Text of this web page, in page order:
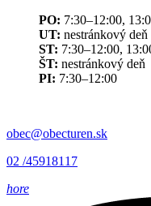
PO: 7:30–12:00,
UT: nestránkový deň
ST: 7:30–12:00,
ŠT: nestránkový deň
PI: 7:30–12:00
obec@obecturen.sk
02 /45918117
hore